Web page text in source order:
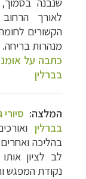
לאורך
הקשורים
מנהרות בריחה.
כתבה על
בברלין
המלצה:
בברלין
בהליכה
לב לציון
נקודת המפגש ותנאי